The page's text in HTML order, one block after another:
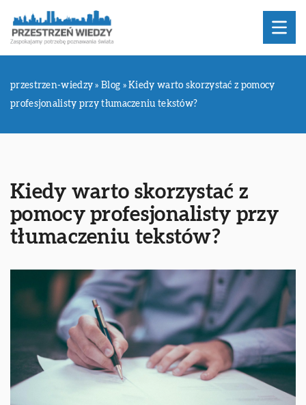
przestrzen-wiedzy »Blog »Kiedy warto skorzystać z pomocy
profesjonalisty przy tłumaczeniu tekstów?
Kiedy warto skorzystać z
pomocy profesjonalisty przy
tłumaczeniu tekstów?